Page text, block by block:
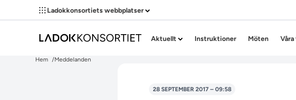
Ladokkonsortiets webbplatser
Aktuellt Instruktioner Möten
Hem Meddelanden
28 SEPTEMBER 2017 – 09:58